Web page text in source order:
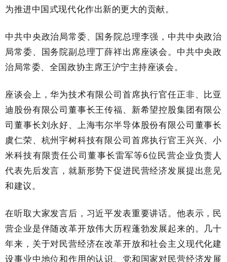
为推进中国式现代化作出新的更大的贡献。
中共中央政治局常委、国务院总理李强，中共中央政治
局常委、国务院副总理丁薛祥出席座谈会。中共中央政
治局常委、全国政协主席王沪宁主持座谈会。
座谈会上，华为技术有限公司首席执行官任正非、比亚
迪股份有限公司董事长王传福、新希望控股集团有限公
司董事长刘永好、上海韦尔半导体股份有限公司董事长
虞仁荣、杭州宇树科技有限公司首席执行官王兴兴、小
米科技有限责任公司董事长雷军等6位民营企业负责人
代表先后发言，就新形势下促进民营经济发展提出意见
和建议。
在听取大家发言后，习近平发表重要讲话。他表示，民
营企业是伴随改革开放伟大历程蓬勃发展起来的。几十
年来，关于对民营经济在改革开放和社会主义现代化建
设事业中地位和作用的认识、党和国家对民营经济发展